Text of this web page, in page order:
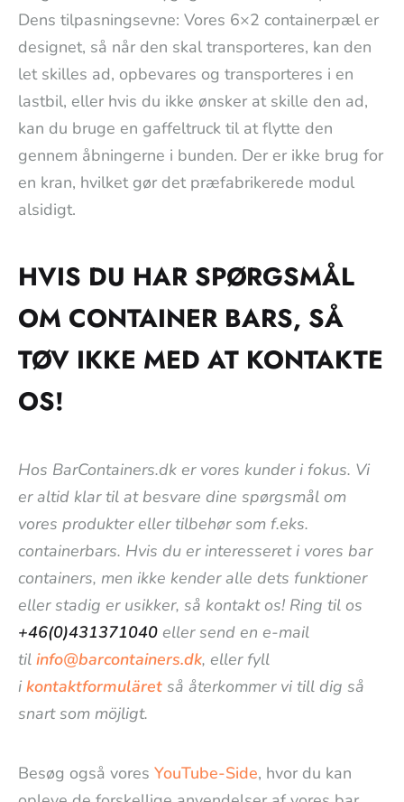
Dens tilpasningsevne: Vores 6×2 containerpæl er
designet, så når den skal transporteres, kan den
let skilles ad, opbevares og transporteres i en
lastbil, eller hvis du ikke ønsker at skille den ad,
kan du bruge en gaffeltruck til at flytte den
gennem åbningerne i bunden. Der er ikke brug for
en kran, hvilket gør det præfabrikerede modul
alsidigt.
HVIS DU HAR SPØRGSMÅL
OM CONTAINER BARS, SÅ
TØV IKKE MED AT KONTAKTE
OS!
Hos BarContainers.dk er vores kunder i fokus. Vi
er altid klar til at besvare dine spørgsmål om
vores produkter eller tilbehør som f.eks.
containerbars. Hvis du er interesseret i vores bar
containers, men ikke kender alle dets funktioner
eller stadig er usikker, så kontakt os! Ring til os
+46(0)431371040 eller send en e-mail
til info@barcontainers.dk, eller fyll
i kontaktformuläret så återkommer vi till dig så
snart som möjligt.
Besøg også vores YouTube-Side, hvor du kan